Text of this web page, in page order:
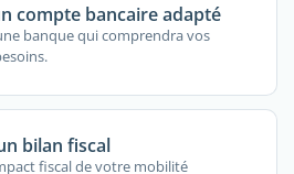
compte bancaire adapté
banque qui comprendra vos
bilan fiscal
fiscal de votre mobilité